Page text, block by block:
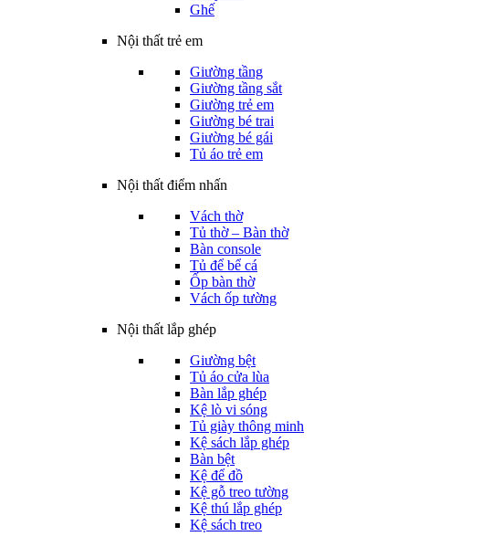
Ghế
Nội thất trẻ em
Giường tầng
Giường tầng sắt
Giường trẻ em
Giường bé trai
Giường bé gái
Tủ áo trẻ em
Nội thất điểm nhấn
Vách thờ
Tủ thờ – Bàn thờ
Bàn console
Tủ để bể cá
Ốp bàn thờ
Vách ốp tường
Nội thất lắp ghép
Giường bệt
Tủ áo cửa lùa
Bàn lắp ghép
Kệ lò vi sóng
Tủ giày thông minh
Kệ sách lắp ghép
Bàn bệt
Kệ để đồ
Kệ gỗ treo tường
Kệ thú lắp ghép
Kệ sách treo